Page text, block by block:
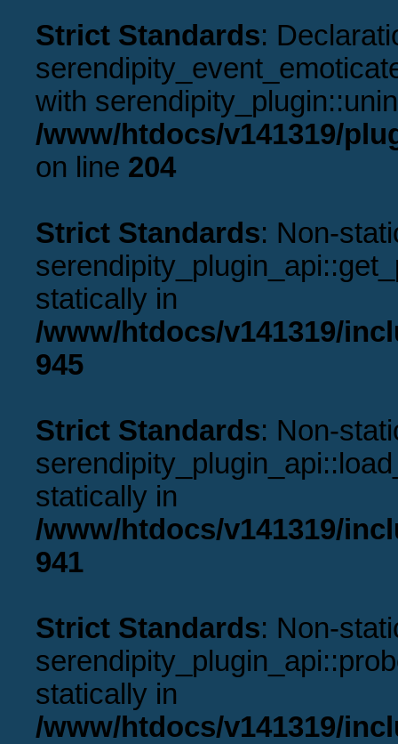
Strict Standards:
with
/www/htdocs/v141319/
on line 204
Strict Standards: Non-
statically in
/www/htdocs/v141319/
945
Strict Standards: Non-
statically in
/www/htdocs/v141319/
941
Strict Standards: Non-
statically in
/www/htdocs/v141319/